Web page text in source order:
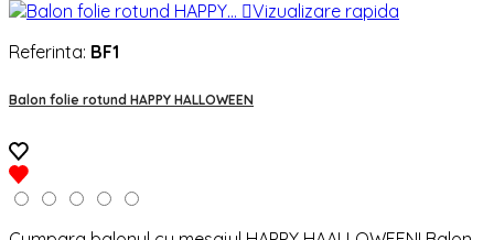
Vizualizare rapida
Referinta: BF1
Balon folie rotund HAPPY HALLOWEEN